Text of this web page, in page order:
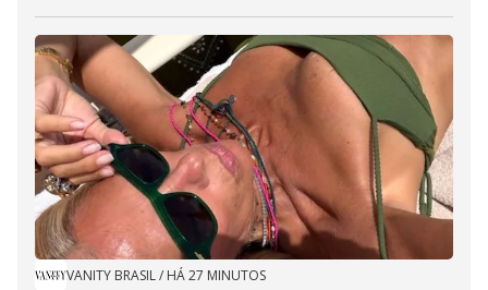
VANITY BRASIL/ HÁ 27 MINUTOS